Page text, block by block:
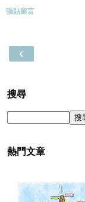
張貼留言
‹
搜尋
熱門文章